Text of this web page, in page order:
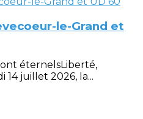
le-Grand et
éternelsLiberté,
14 juillet 2026, la...